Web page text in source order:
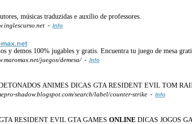
músicas traduzidas e auxílio de professores.
- Info
y demos 100% jugables y gratis. Encuentra tu juego de mesa
juegos/demesa/ - Info
ANIMES DICAS GTA RESIDENT EVIL TOM
shadow.blogspot.com/search/label/counter-strike - Info
RESIDENT EVIL GTA GAMES ONLINEDICAS JOGOS